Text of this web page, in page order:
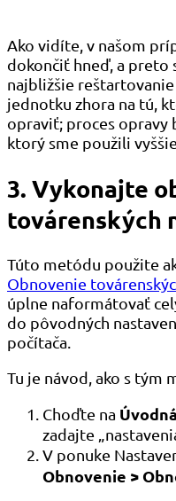
Ako vidíte, v našom
dokončiť hneď, a preto
najbližšie
jednotku zhora na tú,
opraviť; proces opravy
ktorý sme použili
3. Vykonajte
továrenských
Túto metódu použite
Obnovenie
úplne naformátovať
do pôvodných
počítača.
Tu je návod, ako s tým
Choďte na
zadajte
V ponuke
Obnovenie >